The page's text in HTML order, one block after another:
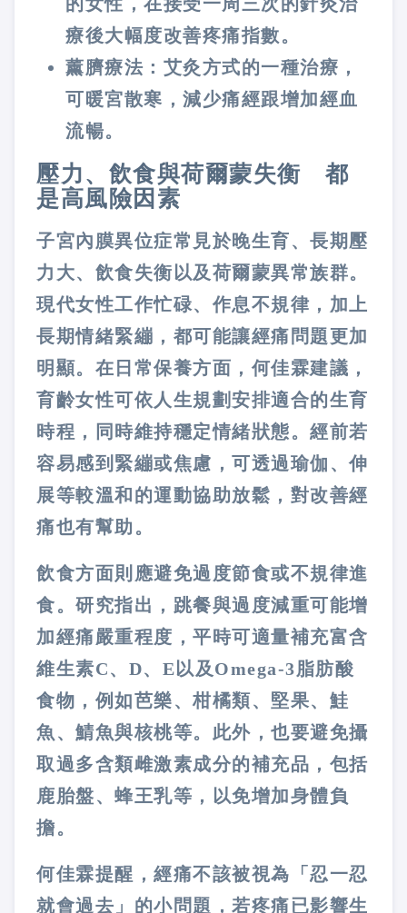
療後大幅度改善疼痛指數。
薰臍療法：艾灸方式的一種治療，
可暖宮散寒，減少痛經跟增加經血
流暢。
壓力、飲食與荷爾蒙失衡 都
是高風險因素
子宮內膜異位症常見於晚生育、長期壓
力大、飲食失衡以及荷爾蒙異常族群。
現代女性工作忙碌、作息不規律，加上
長期情緒緊繃，都可能讓經痛問題更加
明顯。在日常保養方面，何佳霖建議，
育齡女性可依人生規劃安排適合的生育
時程，同時維持穩定情緒狀態。經前若
容易感到緊繃或焦慮，可透過瑜伽、伸
展等較溫和的運動協助放鬆，對改善經
痛也有幫助。
飲食方面則應避免過度節食或不規律進
食。研究指出，跳餐與過度減重可能增
加經痛嚴重程度，平時可適量補充富含
維生素C、D、E以及Omega-3脂肪酸
食物，例如芭樂、柑橘類、堅果、鮭
魚、鯖魚與核桃等。此外，也要避免攝
取過多含類雌激素成分的補充品，包括
鹿胎盤、蜂王乳等，以免增加身體負
擔。
何佳霖提醒，經痛不該被視為「忍一忍
就會過去」的小問題，若疼痛已影響生